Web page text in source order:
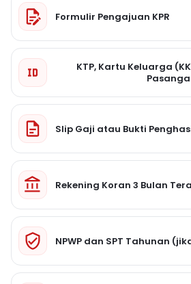
Formulir Pengajuan KPR
KTP, Kartu Keluarga
Slip Gaji atau Bukti
Rekening Koran 3 Bulan
NPWP dan SPT Tahunan